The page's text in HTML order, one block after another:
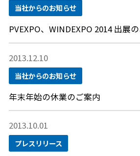
当社からのお知らせ
PVEXPO、WINDEXPO 2014 出展
2013.12.10
当社からのお知らせ
年末年始の休業のご案内
2013.10.01
プレスリリース